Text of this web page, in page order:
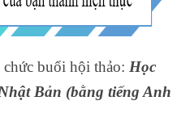
buổi hội thảo: Học
Bản (bằng tiếng Anh